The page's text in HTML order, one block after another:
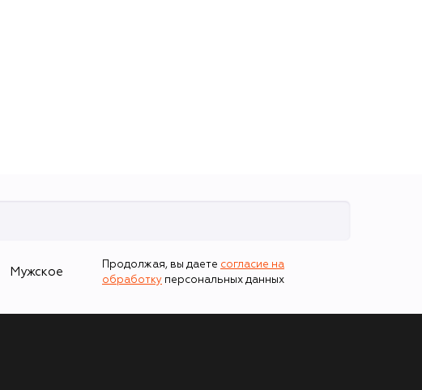
Мужское
Продолжая, вы даете согласие на
обработку персональных данных